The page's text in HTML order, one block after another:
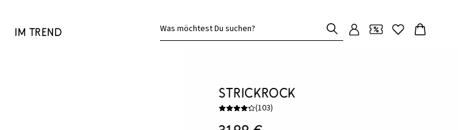
Im Trend Was möchtest Du suchen?
Strickrock
(103)